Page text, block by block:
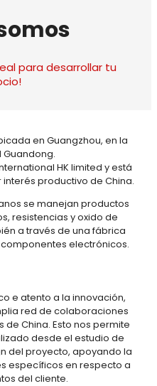
para desarrollar tu
en Guangzhou, en la
HK limited y está
productivo de China.
se manejan productos
resistencias y oxido de
a través de una fábrica
electrónicos.
e atento a la innovación,
red de colaboraciones
China. Esto nos permite
desde el estudio de
del proyecto, apoyando la
específicos en respecto a
del cliente.